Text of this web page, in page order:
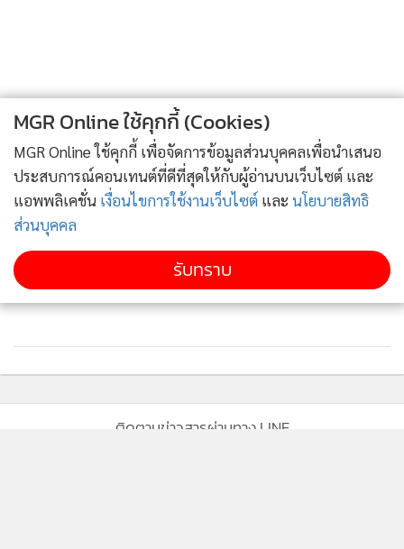
ติดตามข่าวสารผ่านทาง LINE
MGR Online ใช้คุกกี้ (Cookies)
MGR Online ใช้คุกกี้ เพื่อจัดการข้อมูลส่วนบุคคลเพื่อนำเสนอ
ประสบการณ์คอนเทนต์ที่ดีที่สุดให้กับผู้อ่านบนเว็บไซต์ และ
แอพพลิเคชั่น เงื่อนไขการใช้งานเว็บไซต์ และ นโยบายสิทธิ
ส่วนบุคคล
รับทราบ